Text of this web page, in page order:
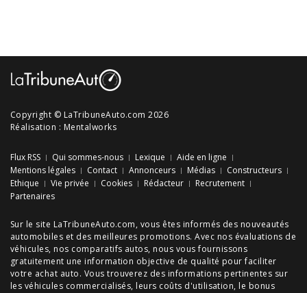
Copyright © LaTribuneAuto.com 2026
Réalisation : Mentalworks
Flux RSS Qui sommes-nous Lexique
Aide en ligne
Mentions légales
Contact Annonceurs Médias
Constructeurs
Ethique
Vie privée Cookies Rédacteur
Recrutement
Partenaires
Sur le site LaTribuneAuto.com, vous êtes informés des nouveautés
automobiles et des meilleures promotions. Avec nos évaluations de
véhicules, nos comparatifs autos, nous vous fournissons
gratuitement une information objective de qualité pour faciliter
votre achat auto. Vous trouverez des informations pertinentes sur
les véhicules commercialisés, leurs coûts d'utilisation, le bonus